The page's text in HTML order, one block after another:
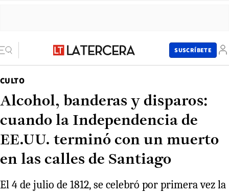
SUSCRÍBETE
CULTO
Alcohol, banderas y disparos:
cuando la Independencia de
EE.UU. terminó con un muerto
en las calles de Santiago
El 4 de julio de 1812, se celebró por primera vez la